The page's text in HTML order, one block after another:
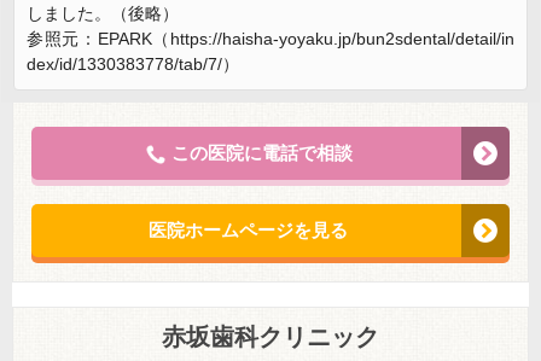
しました。（後略）
参照元：EPARK（https://haisha-yoyaku.jp/bun2sdental/detail/in
dex/id/1330383778/tab/7/）
この医院に電話で相談
医院ホームページを見る
赤坂歯科クリニック